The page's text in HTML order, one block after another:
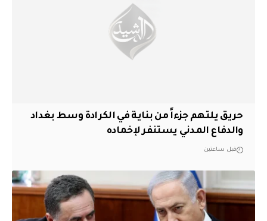
حريق يلتهم جزءاً من بناية في الكرادة وسط بغداد
والدفاع المدني يستنفر لإخماده
قبل ساعتين